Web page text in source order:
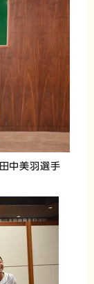
中美羽選手